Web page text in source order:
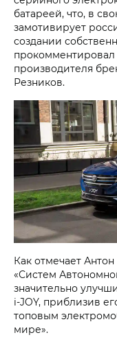
батареей, что, в
замотивирует
создании
производителя
Резников.
Как отмечает
«Систем
значительно
i‑JOY, приблизив
топовым
мире».